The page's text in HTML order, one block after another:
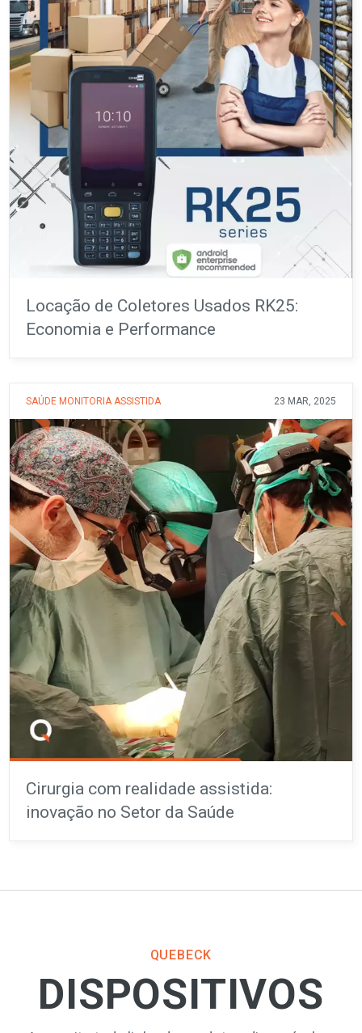
Locação de Coletores Usados RK25:
Economia e Performance
SAÚDE MONITORIA ASSISTIDA 23 MAR, 2025
Cirurgia com realidade assistida:
inovação no Setor da Saúde
QUEBECK
DISPOSITIVOS